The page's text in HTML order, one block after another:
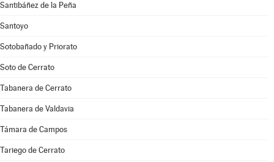
Santibáñez de la Peña
Santoyo
Sotobañado y Priorato
Soto de Cerrato
Tabanera de Cerrato
Tabanera de Valdavia
Támara de Campos
Tariego de Cerrato